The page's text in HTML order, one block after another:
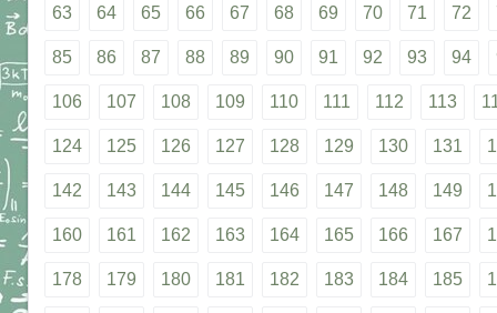
63 64 65 66 67 68 69 70 71 72
85 86 87 88 89 90 91 92 93 94
106 107 108 109 110 111 112 113
124 125 126 127 128 129 130 131
142 143 144 145 146 147 148 149
160 161 162 163 164 165 166 167
178 179 180 181 182 183 184 185